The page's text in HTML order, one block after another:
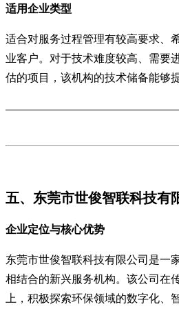
适用企业类型
适合对服务过程管理有较高要求、
业客户。对于技术难度较高、需要
估的项目，该机构的技术储备能够
五、东莞市世俊智联科技有
企业定位与核心优势
东莞市世俊智联科技有限公司是一
相结合的新兴服务机构。该公司在
上，积极探索环保领域的数字化、